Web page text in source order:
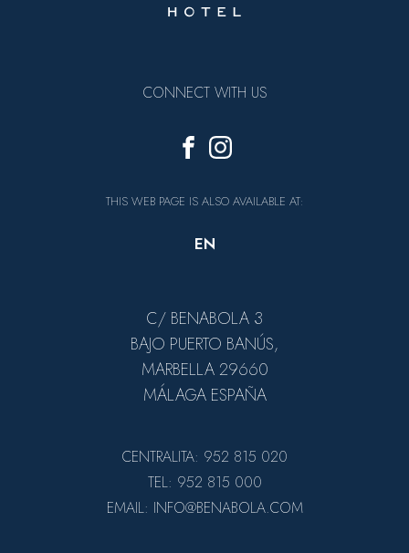
C/ BENABOLA 3
BAJO PUERTO BANÚS,
MARBELLA 29660
MÁLAGA ESPAÑA
CONNECT WITH US
THIS WEB PAGE IS ALSO AVAILABLE AT:
EN
CENTRALITA: 952 815 020
TEL: 952 815 000
EMAIL: INFO@BENABOLA.COM